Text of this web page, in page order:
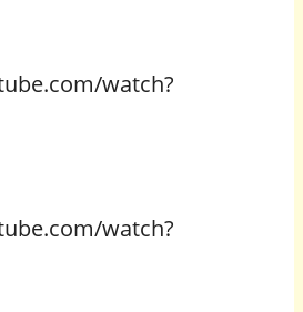
watch?
watch?